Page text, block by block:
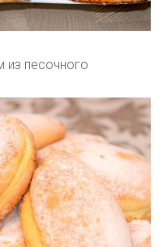
из песочного